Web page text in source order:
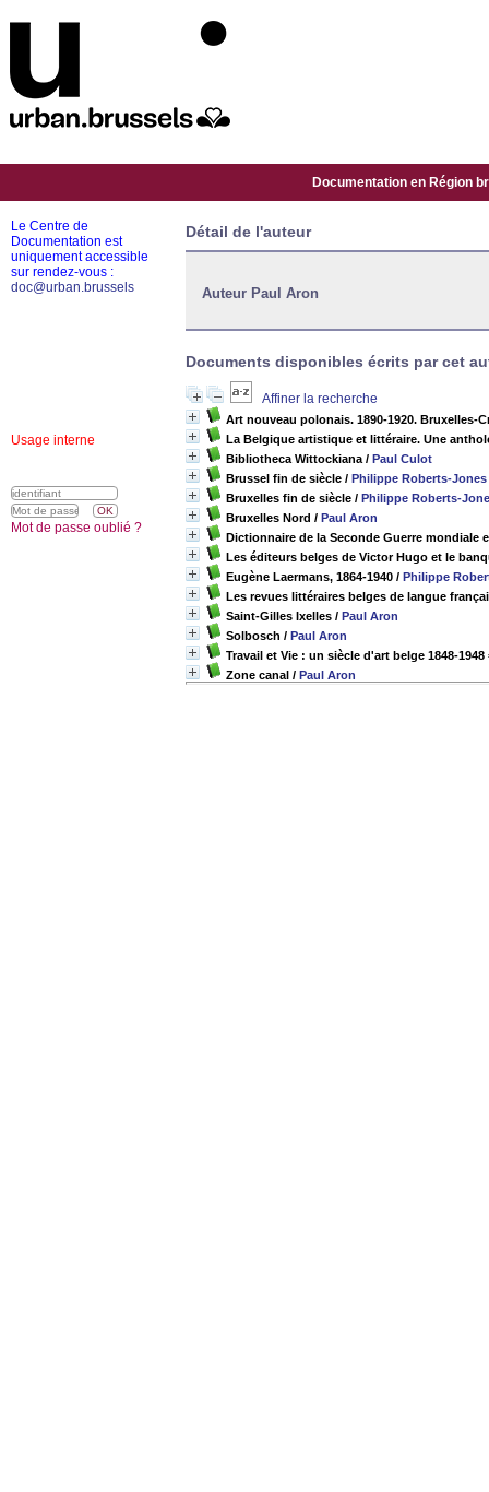
Documentation en Région
Détail de l'auteur
Auteur Paul Aron
Documents disponibles écrits par cet
Affiner la recherche
Art nouveau polonais. 1890-1920. Bruxelles-
La Belgique artistique et littéraire. Une
Bibliotheca Wittockiana / Paul Culot
Brussel fin de siècle / Philippe Roberts-Jones
Bruxelles fin de siècle / Philippe Roberts-
Bruxelles Nord / Paul Aron
Dictionnaire de la Seconde Guerre mondiale
Les éditeurs belges de Victor Hugo et le
Eugène Laermans, 1864-1940 / Philippe
Les revues littéraires belges de langue
Saint-Gilles Ixelles / Paul Aron
Solbosch / Paul Aron
Travail et Vie : un siècle d'art belge 1848-
Zone canal / Paul Aron
Le Centre de
Documentation est
uniquement accessible
sur rendez-vous :
doc@urban.brussels
Usage interne
Mot de passe oublié ?